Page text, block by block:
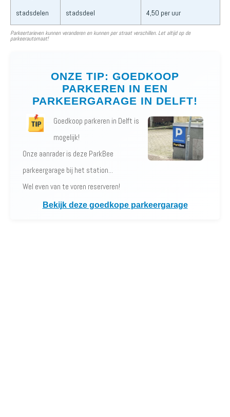
stadsdelen
stadsdeel
4,50 per uur
Parkeertarieven kunnen veranderen en kunnen per straat verschillen. Let altijd op de
parkeerautomaat!
ONZE TIP: GOEDKOOP
PARKEREN IN EEN
PARKEERGARAGE IN DELFT!
Goedkoop parkeren in Delft is
mogelijk!
Onze aanrader is deze ParkBee
parkeergarage bij het station...
Wel even van te voren reserveren!
Bekijk deze goedkope parkeergarage